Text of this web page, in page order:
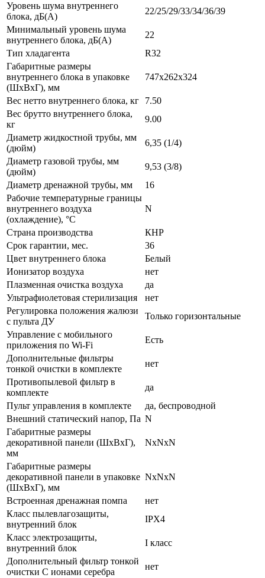
Уровень шума внутреннего
блока, дБ(А)
22/25/29/33/34/36/39
Минимальный уровень шума
внутреннего блока, дБ(А)
22
Тип хладагента
R32
Габаритные размеры
внутреннего блока в упаковке
(ШxВxГ), мм
747x262x324
Вес нетто внутреннего блока, кг
7.50
Вес брутто внутреннего блока,
кг
9.00
Диаметр жидкостной трубы, мм
(дюйм)
6,35 (1/4)
Диаметр газовой трубы, мм
(дюйм)
9,53 (3/8)
Диаметр дренажной трубы, мм
16
Рабочие температурные границы
внутреннего воздуха
(охлаждение), °C
N
Страна производства
КНР
Срок гарантии, мес.
36
Цвет внутреннего блока
Белый
Ионизатор воздуха
нет
Плазменная очистка воздуха
да
Ультрафиолетовая стерилизация
нет
Регулировка положения жалюзи
с пульта ДУ
Только горизонтальные
Управление c мобильного
приложения по Wi-Fi
Есть
Дополнительные фильтры
тонкой очистки в комплекте
нет
Противопылевой фильтр в
комплекте
да
Пульт управления в комплекте
да, беспроводной
Внешний статический напор, Па N
Габаритные размеры
декоративной панели (ШxВxГ),
мм
NxNxN
Габаритные размеры
декоративной панели в упаковке
(ШxВxГ), мм
NxNxN
Встроенная дренажная помпа
нет
Класс пылевлагозащиты,
внутренний блок
IPX4
Класс электрозащиты,
внутренний блок
I класс
Дополнительный фильтр тонкой
очистки С ионами серебра
нет